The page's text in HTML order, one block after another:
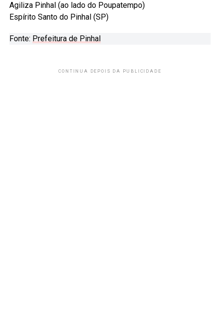
Agiliza Pinhal (ao lado do Poupatempo)
Espírito Santo do Pinhal (SP)
Fonte: Prefeitura de Pinhal
CONTINUA DEPOIS DA PUBLICIDADE